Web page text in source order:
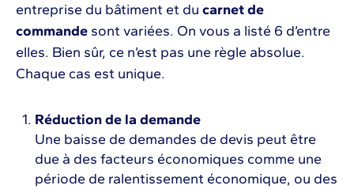
entreprise du bâtiment et du carnet de
commande sont variées. On vous a listé 6 d’entre
elles. Bien sûr, ce n’est pas une règle absolue.
Chaque cas est unique.
Réduction de la demande
Une baisse de demandes de devis peut être
due à des facteurs économiques comme une
période de ralentissement économique, ou des